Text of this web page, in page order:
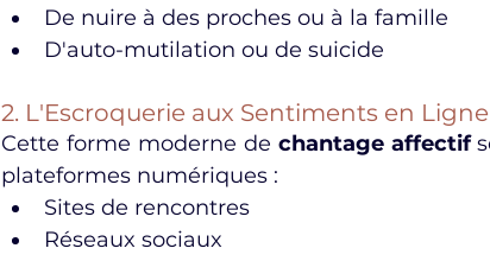
De nuire à des proches ou à la famille
D'auto-mutilation ou de suicide
2. L'Escroquerie aux Sentiments en Ligne
Cette forme moderne de chantage affectif
plateformes numériques :
Sites de rencontres
Réseaux sociaux